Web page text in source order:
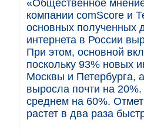
«Общественное
компании comScore и
основных полученных
интернета в России
При этом, основной
поскольку 93% новых
Москвы и Петербурга,
выросла почти на
среднем на 60%.
растет в два раза